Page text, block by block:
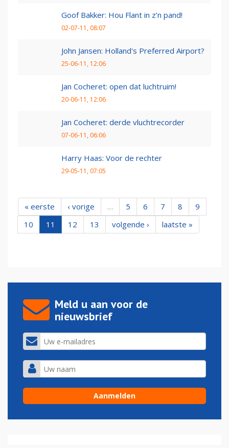
Goof Bakker: Hou Flant in z’n pand!
02-07-11, 08:07
John Jansen: Holland's Preferred Airport?
25-06-11, 12:06
Jan Cocheret: open dat luchtruim!
20-06-11, 12:06
Jan Cocheret: derde vluchtrecorder
07-06-11, 06:06
Harry Haas: Voor de rechter
29-05-11, 07:05
« eerste ‹ vorige … 5 6 7 8
9
10
11 12 13 volgende › laatste »
Meld u aan voor de
nieuwsbrief